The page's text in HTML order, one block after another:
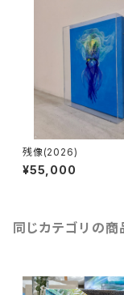
残像(2026)
¥55,000
同じカテゴリの商